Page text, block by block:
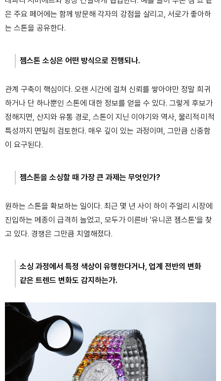
은 주요 페어에는 함께 방문해 각자의 강점을 살리고, 서로가 좋아하
는 스톤을 공유한다.
젬스톤 소싱은 어떤 방식으로 진행되나.
관계 구축이 핵심이다. 오랜 시간에 걸쳐 신뢰를 쌓아야만 정말 희귀
하거나 단 하나뿐인 스톤에 대한 정보를 얻을 수 있다. 그렇게 후보가
정해지면, 산지와 유통 경로, 스톤이 지닌 이야기와 역사, 물리적·미적
특성까지 면밀히 검토한다. 매우 깊이 있는 과정이며, 그만큼 신중함
이 요구된다.
젬스톤을 소싱할 때 가장 큰 과제는 무엇인가?
원하는 스톤을 확보하는 일이다. 최근 몇 년 사이 하이 주얼리 시장에
진입하는 메종이 급격히 늘었고, 모두가 이른바 '유니콘 젬스톤'을 찾
고 있다. 경쟁은 그만큼 치열해졌다.
소싱 과정에서 특정 색상이 유행한다거나, 업계 전반의 변화
같은 트렌드 변화도 감지하는가.